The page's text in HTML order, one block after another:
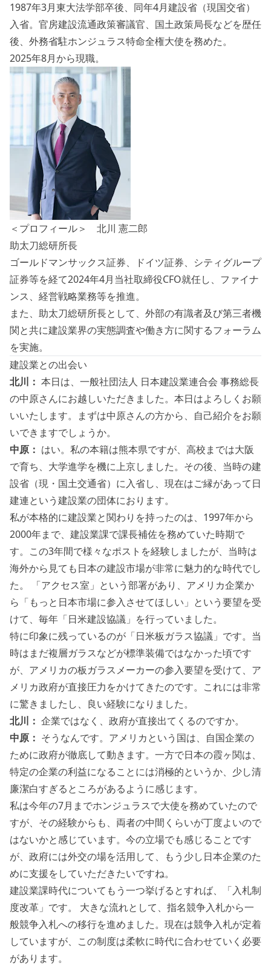
1987年3月東大法学部卒後、同年4月建設省（現国交省）
入省。官房建設流通政策審議官、国土政策局長などを歴任
後、外務省駐ホンジュラス特命全権大使を務めた。
2025年8月から現職。
＜プロフィール＞ 北川 憲二郎
助太刀総研所長
ゴールドマンサックス証券、ドイツ証券、シティグループ
証券等を経て2024年4月当社取締役CFO就任し、ファイナ
ンス、経営戦略業務等を推進。
また、助太刀総研所長として、外部の有識者及び第三者機
関と共に建設業界の実態調査や働き方に関するフォーラム
を実施。
建設業との出会い
北川： 本日は、一般社団法人 日本建設業連合会 事務総長
の中原さんにお越しいただきました。本日はよろしくお願
いいたします。まずは中原さんの方から、自己紹介をお願
いできますでしょうか。
中原： はい。私の本籍は熊本県ですが、高校までは大阪
で育ち、大学進学を機に上京しました。その後、当時の建
設省（現・国土交通省）に入省し、現在はご縁があって日
建連という建設業の団体におります。
私が本格的に建設業と関わりを持ったのは、1997年から
2000年まで、建設業課で課長補佐を務めていた時期で
す。この3年間で様々なポストを経験しましたが、当時は
海外から見ても日本の建設市場が非常に魅力的な時代でし
た。 「アクセス室」という部署があり、アメリカ企業か
ら「もっと日本市場に参入させてほしい」という要望を受
けて、毎年「日米建設協議」を行っていました。
特に印象に残っているのが「日米板ガラス協議」です。当
時はまだ複層ガラスなどが標準装備ではなかった頃です
が、アメリカの板ガラスメーカーの参入要望を受けて、ア
メリカ政府が直接圧力をかけてきたのです。これには非常
に驚きましたし、良い経験になりました。
北川： 企業ではなく、政府が直接出てくるのですか。
中原： そうなんです。アメリカという国は、自国企業の
ために政府が徹底して動きます。一方で日本の霞ヶ関は、
特定の企業の利益になることには消極的というか、少し清
廉潔白すぎるところがあるように感じます。
私は今年の7月までホンジュラスで大使を務めていたので
すが、その経験からも、両者の中間くらいが丁度よいので
はないかと感じています。今の立場でも感じることです
が、政府には外交の場を活用して、もう少し日本企業のた
めに支援をしていただきたいですね。
建設業課時代についてもう一つ挙げるとすれば、「入札制
度改革」です。 大きな流れとして、指名競争入札から一
般競争入札への移行を進めました。現在は競争入札が定着
していますが、この制度は柔軟に時代に合わせていく必要
があります。